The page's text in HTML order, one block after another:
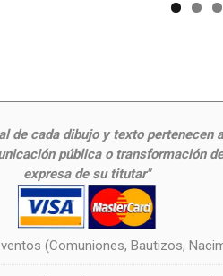
de cada dibujo y texto
pública o transformación
expresa de su titutar"
(Comuniones, Bautizos,